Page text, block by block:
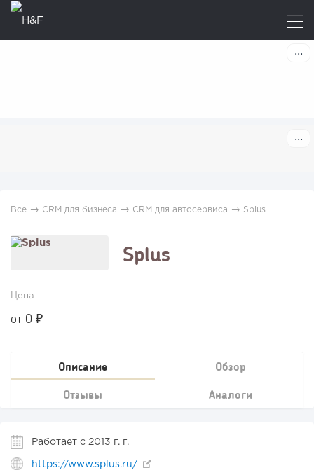
Все → CRM для бизнеса → CRM для автосервиса → Splus
Splus
Цена
от 0 ₽
Описание Обзор
Отзывы Аналоги
Работает с 2013 г. г.
https://www.splus.ru/